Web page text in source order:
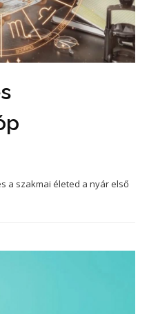
a szakmai életed a nyár első